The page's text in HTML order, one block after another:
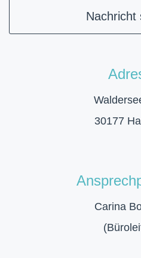
Nachricht
30177
Carina